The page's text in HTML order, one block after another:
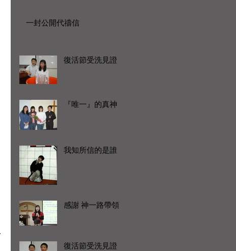
一封公開代禱信
復活節受洗見證
『唯一』的真神
我知所信的是誰
感謝 神一路帶領
復活節受洗見證